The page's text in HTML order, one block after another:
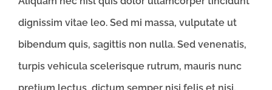
dignissim vitae leo. Sed mi massa, vulputate ut
bibendum quis, sagittis non nulla. Sed venenatis,
turpis vehicula scelerisque rutrum, mauris nunc